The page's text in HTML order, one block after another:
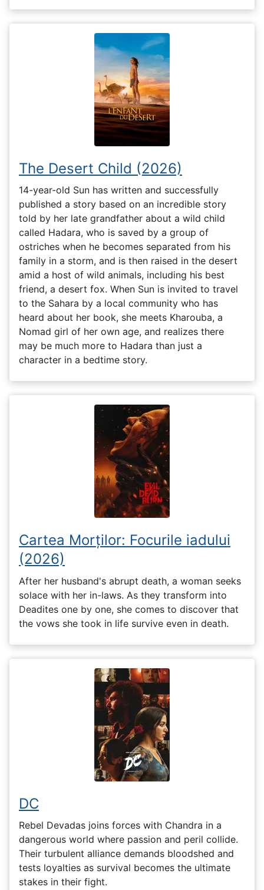
The Desert Child (2026)
14-year-old Sun has written and successfully
published a story based on an incredible story
told by her late grandfather about a wild child
called Hadara, who is saved by a group of
ostriches when he becomes separated from his
family in a storm, and is then raised in the desert
amid a host of wild animals, including his best
friend, a desert fox. When Sun is invited to travel
to the Sahara by a local community who has
heard about her book, she meets Kharouba, a
Nomad girl of her own age, and realizes there
may be much more to Hadara than just a
character in a bedtime story.
Cartea Morților: Focurile iadului
(2026)
After her husband's abrupt death, a woman seeks
solace with her in-laws. As they transform into
Deadites one by one, she comes to discover that
the vows she took in life survive even in death.
DC
Rebel Devadas joins forces with Chandra in a
dangerous world where passion and peril collide.
Their turbulent alliance demands bloodshed and
tests loyalties as survival becomes the ultimate
stakes in their fight.